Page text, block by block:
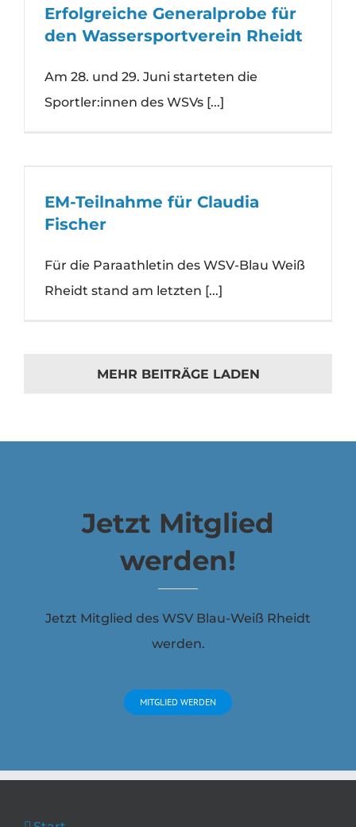
Erfolgreiche Generalprobe für
den Wassersportverein Rheidt
Am 28. und 29. Juni starteten die
Sportler:innen des WSVs [...]
EM-Teilnahme für Claudia
Fischer
Für die Paraathletin des WSV-Blau Weiß
Rheidt stand am letzten [...]
MEHR BEITRÄGE LADEN
Jetzt Mitglied
werden!
Jetzt Mitglied des WSV Blau-Weiß Rheidt
werden.
MITGLIED WERDEN